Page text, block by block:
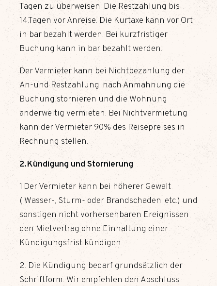
Tagen zu überweisen. Die Restzahlung bis
14.Tagen vor Anreise. Die Kurtaxe kann vor Ort
in bar bezahlt werden. Bei kurzfristiger
Buchung kann in bar bezahlt werden.
Der Vermieter kann bei Nichtbezahlung der
An-und Restzahlung, nach Anmahnung die
Buchung stornieren und die Wohnung
anderweitig vermieten. Bei Nichtvermietung
kann der Vermieter 90% des Reisepreises in
Rechnung stellen.
2.Kündigung und Stornierung
1.Der Vermieter kann bei höherer Gewalt
( Wasser-, Sturm- oder Brandschaden, etc.) und
sonstigen nicht vorhersehbaren Ereignissen
den Mietvertrag ohne Einhaltung einer
Kündigungsfrist kündigen.
2. Die Kündigung bedarf grundsätzlich der
Schriftform. Wir empfehlen den Abschluss